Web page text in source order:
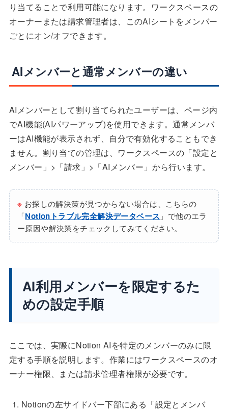
り当てることで利用可能になります。ワークスペースの
オーナーまたは請求管理者は、このAIシートをメンバー
ごとにオン/オフできます。
AIメンバーと通常メンバーの違い
AIメンバーとして割り当てられたユーザーは、ページ内
でAI機能(AIパワーアップ)を使用できます。通常メンバ
ーはAI機能が表示されず、自分で有効化することもでき
ません。割り当ての管理は、ワークスペースの「設定と
メンバー」>「請求」>「AIメンバー」から行います。
※ お探しの解決策が見つからない場合は、こちらの
「Notionトラブル完全解決データベース 」で他のエラ
ー原因や解決策をチェックしてみてください。
AI利用メンバーを限定するた
めの設定手順
ここでは、実際にNotion AIを特定のメンバーのみに限
定する手順を説明します。作業にはワークスペースのオ
ーナー権限、または請求管理者権限が必要です。
Notionの左サイドバー下部にある「設定とメンバ